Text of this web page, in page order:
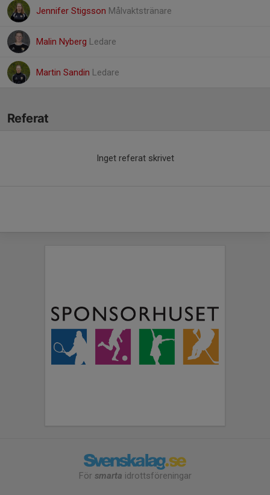
Jennifer Stigsson Målvaktstränare
Malin Nyberg Ledare
Martin Sandin Ledare
Referat
Inget referat skrivet
För smarta idrottsföreningar